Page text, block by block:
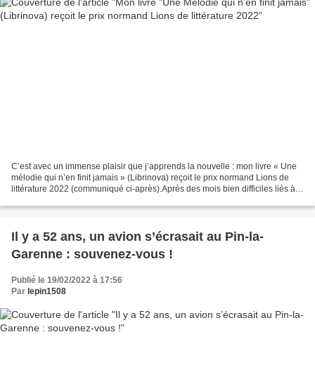
C’est avec un immense plaisir que j’apprends la nouvelle : mon livre « Une
mélodie qui n’en finit jamais » (Librinova) reçoit le prix normand Lions de
littérature 2022 (communiqué ci-après).Après des mois bien difficiles liés à
Il y a 52 ans, un avion s’écrasait au Pin-la-
Garenne : souvenez-vous !
Publié le 19/02/2022 à 17:56
Par lepin1508